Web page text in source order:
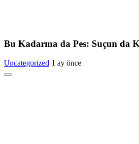
Bu Kadarına da Pes: Suçun da
Uncategorized 1 ay önce